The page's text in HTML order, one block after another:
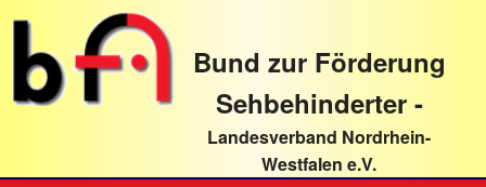
direkt
Textinhalt
Bund zur Förderung
Sehbehinderter -
Landesverband Nordrhein-
Westfalen e.V.